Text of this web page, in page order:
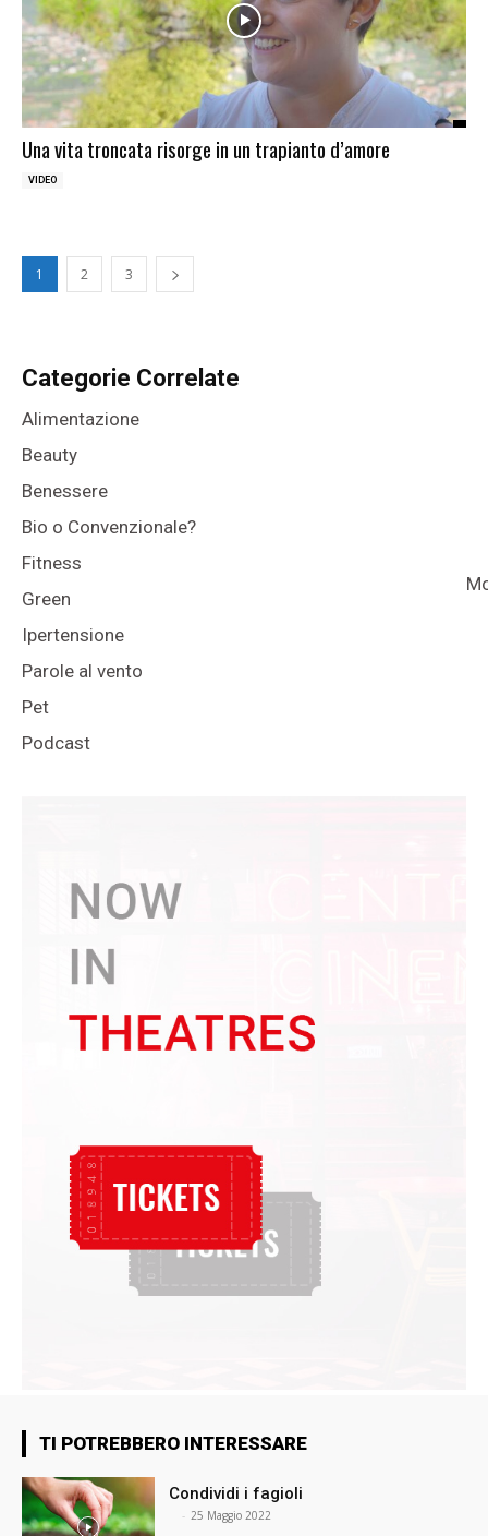
Una vita troncata risorge in un trapianto d’amore
VIDEO
1 2 3
Categorie Correlate
Alimentazione
Beauty
Benessere
Bio o Convenzionale?
Fitness
Green
Ipertensione
Parole al vento
Pet
Podcast
TI POTREBBERO INTERESSARE
Condividi i fagioli
- 25 Maggio 2022